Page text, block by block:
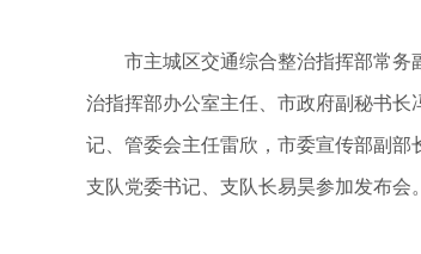
市主城区交通综合整治指挥部常
治指挥部办公室主任、市政府副秘书
记、管委会主任雷欣，市委宣传部副
支队党委书记、支队长易昊参加发布会